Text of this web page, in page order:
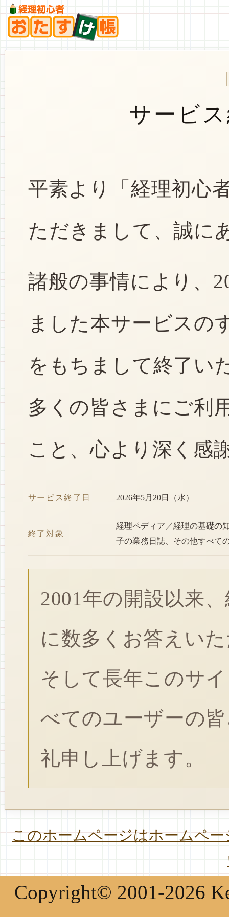
サービ
平素より「経理初心
ただきまして、誠に
諸般の事情により、
ました本サービスの
をもちまして終了い
多くの皆さまにご利
こと、心より深く感
サービス終了日 2026年5月20日（水）
終了対象
経理ペディア／経理の基礎の
子の業務日誌、その他すべて
2001年の開設以来
に数多くお答えい
そして長年このサ
べてのユーザーの
礼申し上げます。
このホームページはホームペ
Copyright© 2001-2026